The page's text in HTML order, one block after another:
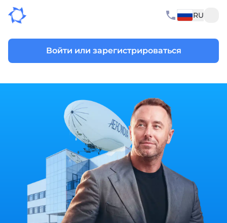
RU
Войти или зарегистрироваться